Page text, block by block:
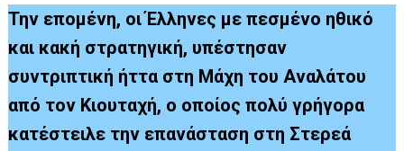
Την επομένη, οι Έλληνες με πεσμένο ηθικό
και κακή στρατηγική, υπέστησαν
συντριπτική ήττα στη Μάχη του Αναλάτου
από τον Κιουταχή, ο οποίος πολύ γρήγορα
κατέστειλε την επανάσταση στη Στερεά